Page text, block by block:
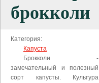
брокколи
Категория:
Капуста
Брокколи -
замечательный и полезный
сорт капусты. Культура